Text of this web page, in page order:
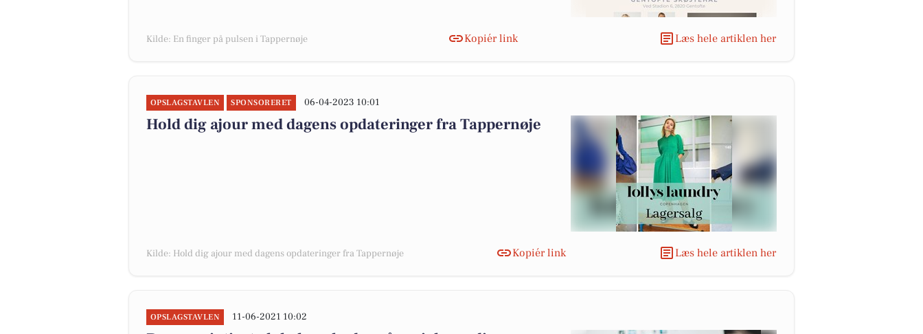
Kilde: En finger på pulsen i Tappernøje Kopiér link Læs hele artiklen her
OPSLAGSTAVLEN SPONSORERET 06-04-2023 10:01
Hold dig ajour med dagens opdateringer fra Tappernøje
Kilde: Hold dig ajour med dagens opdateringer fra Tappernøje Kopiér link Læs hele artiklen her
OPSLAGSTAVLEN 11-06-2021 10:02